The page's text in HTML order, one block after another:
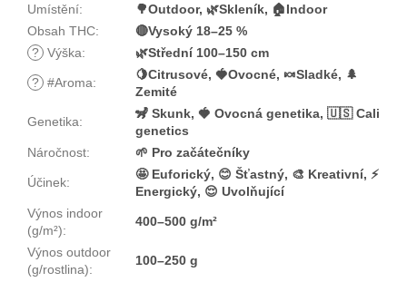
Umístění:
🌳Outdoor, 🌿Skleník, 🏠Indoor
Obsah THC:
🔴Vysoký 18–25 %
? Výška: 🌿Střední 100–150 cm
? #Aroma:
🍋Citrusové, 🍓Ovocné, 🍬Sladké, 🌲
Zemité
Genetika:
🦨 Skunk, 🍓 Ovocná genetika, 🇺🇸 Cali
genetics
Náročnost: 🌱 Pro začátečníky
Účinek:
🤩 Euforický, 😊 Šťastný, 🎨 Kreativní, ⚡
Energický, 😌 Uvolňující
Výnos indoor
(g/m²):
400–500 g/m²
Výnos outdoor
(g/rostlina):
100–250 g